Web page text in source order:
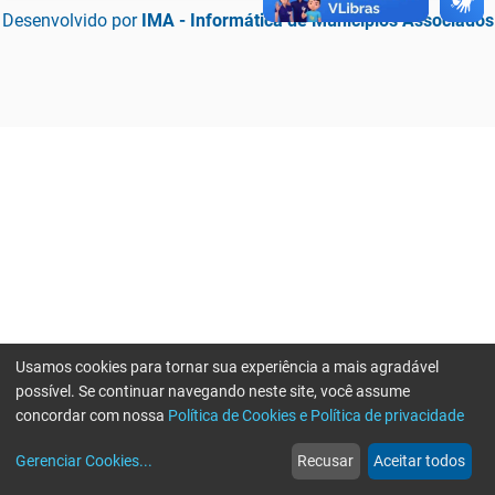
Desenvolvido por IMA - Informática de Municípios Associados
web
Notícias
more_horiz
Mais
Usamos cookies para tornar sua experiência a mais agradável
possível. Se continuar navegando neste site, você assume
concordar com nossa Política de Cookies e Política de privacidade
Gerenciar Cookies... Recusar Aceitar todos
Erro ao enviar informações, por favor tente novamente